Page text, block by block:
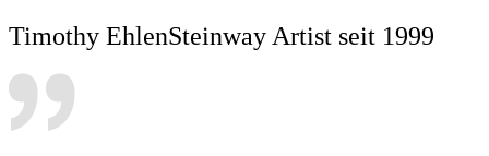
Timothy EhlenSteinway Artist seit 1999